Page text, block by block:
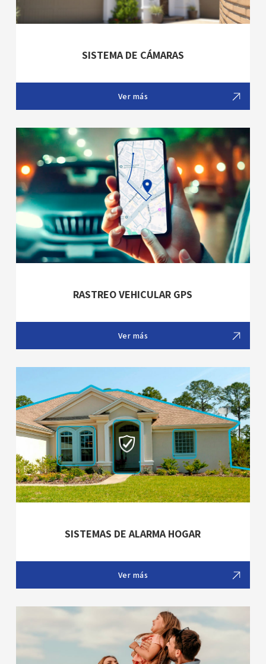
SISTEMA DE CÁMARAS
Ver más
RASTREO VEHICULAR GPS
Ver más
SISTEMAS DE ALARMA HOGAR
Ver más